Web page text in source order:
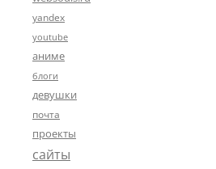
yandex
youtube
аниме
блоги
девушки
почта
проекты
сайты